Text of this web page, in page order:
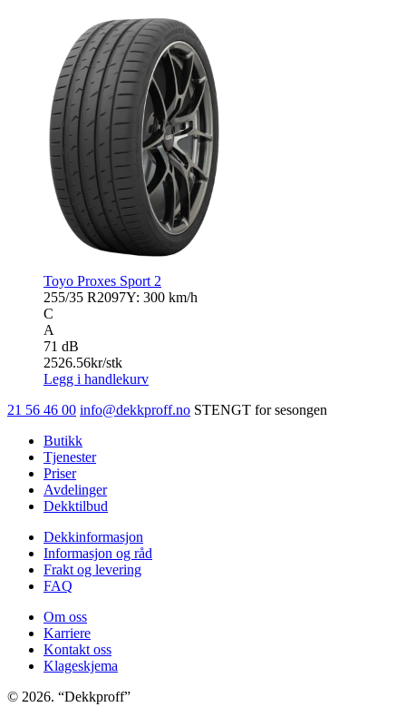
Toyo Proxes Sport 2
255/35 R2097Y: 300 km/h
C
A
71 dB
2526.56kr/stk
Legg i handlekurv
21 56 46 00 info@dekkproff.no STENGT for sesongen
Butikk
Tjenester
Priser
Avdelinger
Dekktilbud
Dekkinformasjon
Informasjon og råd
Frakt og levering
FAQ
Om oss
Karriere
Kontakt oss
Klageskjema
© 2026. “Dekkproff”